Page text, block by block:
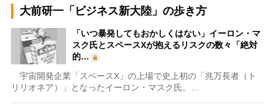
大前研一「ビジネス新大陸」の歩き方
「いつ暴発してもおかしくはない」イーロン・マ
スク氏とスペースXが抱えるリスクの数々「絶対
的…
宇宙開発企業「スペースX」の上場で史上初の「兆万長者（ト
リリオネア）」となったイーロン・マスク氏。…